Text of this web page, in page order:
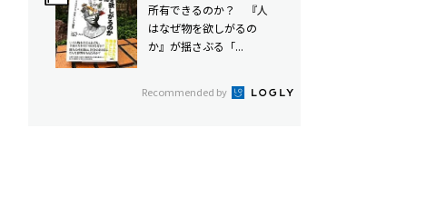
所有できるのか？ 『人
はなぜ物を欲しがるの
か』が揺さぶる「...
Recommended by